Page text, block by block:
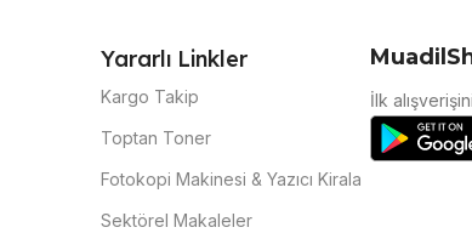
Yararlı Linkler
Kargo Takip
Toptan Toner
Fotokopi Makinesi & Yazıcı Kirala
Sektörel Makaleler
İlk